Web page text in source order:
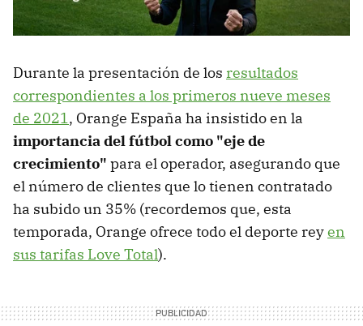
Durante la presentación de los resultados
correspondientes a los primeros nueve meses
de 2021 , Orange España ha insistido en la
importancia del fútbol como "eje de
crecimiento" para el operador, asegurando que
el número de clientes que lo tienen contratado
ha subido un 35% (recordemos que, esta
temporada, Orange ofrece todo el deporte reyen
sus tarifas Love Total).